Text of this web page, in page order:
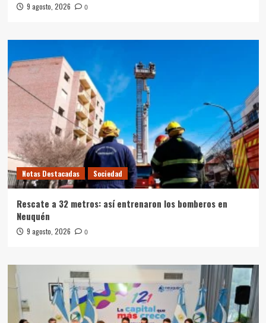
9 agosto, 2026 0
Notas Destacadas Sociedad
Rescate a 32 metros: así entrenaron los bomberos en
Neuquén
9 agosto, 2026 0